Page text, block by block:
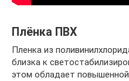
Плёнка ПВХ
Пленка из
близка к
этом обладает